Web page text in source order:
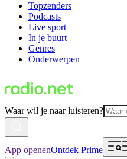
Topzenders
Podcasts
Live sport
In je buurt
Genres
Onderwerpen
Waar wil je naar luisteren?
App openenOntdek Prime